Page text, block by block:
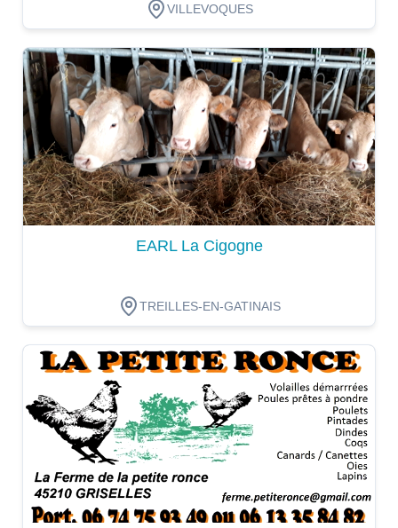
VILLEVOQUES
Dégustation
EARL La Cigogne
TREILLES-EN-GATINAIS
Dégustation